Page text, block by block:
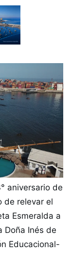
aniversario de
de relevar el
Esmeralda a
Doña Inés de
Educacional-